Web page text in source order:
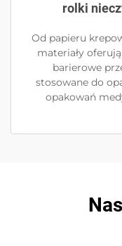
rolki
Od papieru
materiały
barierowe
stosowane do
opakowań